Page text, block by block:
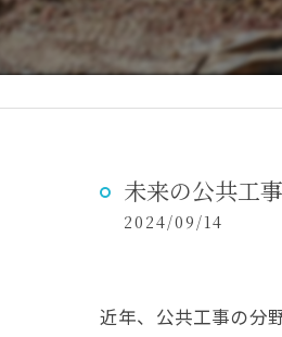
未来の公共工
2024/09/14
近年、公共工事の分